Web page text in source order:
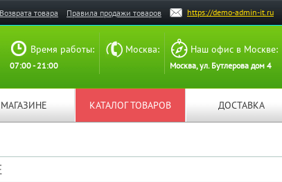
товара Правила продажи товаров https://demo-admin-it.ru
Время работы:
07:00 - 21:00
Москва: Наш офис в Москве:
Москва, ул. Бутлерова дом 4
КАТАЛОГ ТОВАРОВ ДОСТАВКА